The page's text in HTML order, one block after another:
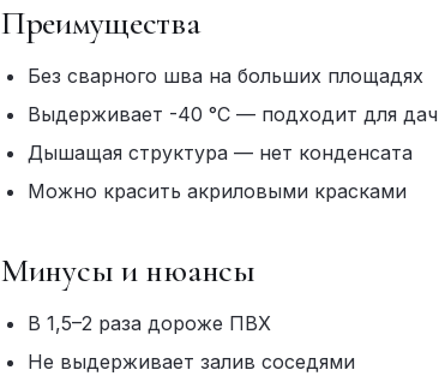
Преимущества
Без сварного шва на больших площадях
Выдерживает -40 °C — подходит для дач
Дышащая структура — нет конденсата
Можно красить акриловыми красками
Минусы и нюансы
В 1,5–2 раза дороже ПВХ
Не выдерживает залив соседями